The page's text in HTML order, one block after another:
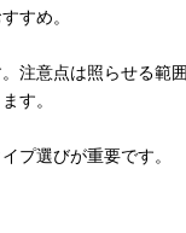
すめ。
注意点は照らせる範
す。
プ選びが重要です。